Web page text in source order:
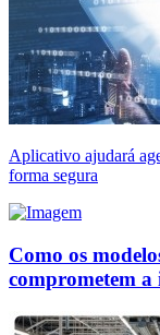
Aplicativo ajudará
forma segura
Como os
comprometem